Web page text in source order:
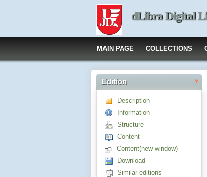
dLibra Digital
MAIN PAGE COLLECTIONS
Edition
Description
Information
Structure
Content
Content(new window)
Download
Similar editions